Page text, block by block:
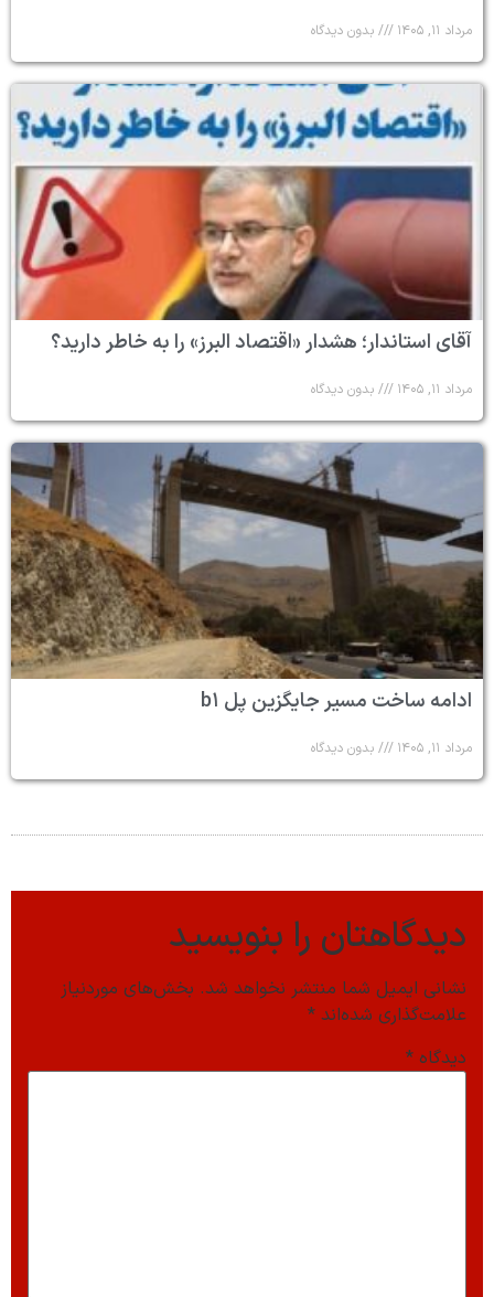
مرداد ۱۱, ۱۴۰۵ بدون دیدگاه
آقای استاندار؛ هشدار «اقتصاد البرز» را به خاطر دارید؟
مرداد ۱۱, ۱۴۰۵ بدون دیدگاه
ادامه ساخت مسیر جایگزین پل b۱
مرداد ۱۱, ۱۴۰۵ بدون دیدگاه
دیدگاهتان را بنویسید
نشانی ایمیل شما منتشر نخواهد شد. بخش‌های موردنیاز
علامت‌گذاری شده‌اند *
دیدگاه *